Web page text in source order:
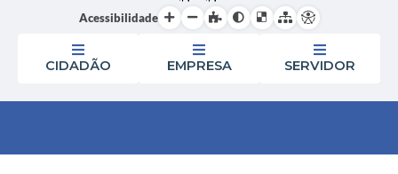
Acessibilidade
CIDADÃO EMPRESA SERVIDOR